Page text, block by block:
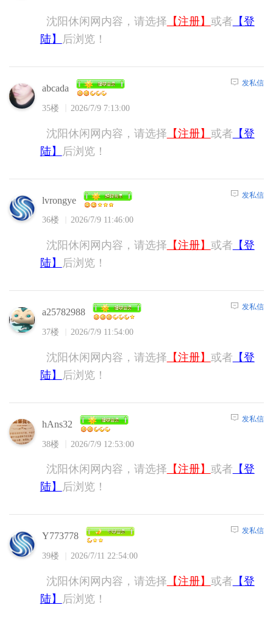
沈阳休闲网内容，请选择 【注册】 或者 【登
陆】
后浏览！
abcada
35楼 2026/7/9 7:13:00
发私信
沈阳休闲网内容，请选择 【注册】 或者 【登
陆】
后浏览！
lvrongye
36楼 2026/7/9 11:46:00
发私信
沈阳休闲网内容，请选择 【注册】 或者 【登
陆】
后浏览！
a25782988
37楼 2026/7/9 11:54:00
发私信
沈阳休闲网内容，请选择 【注册】 或者 【登
陆】
后浏览！
hAns32
38楼 2026/7/9 12:53:00
发私信
沈阳休闲网内容，请选择 【注册】 或者 【登
陆】
后浏览！
Y773778
39楼 2026/7/11 22:54:00
发私信
沈阳休闲网内容，请选择 【注册】 或者 【登
陆】
后浏览！